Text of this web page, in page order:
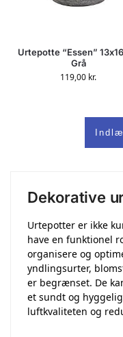
Urtepotte “Essen”
Grå
119,00 kr.
Dekorative
Urtepotter er ikke
have en funktionel
organisere og
yndlingsurter,
er begrænset. De
et sundt og
luftkvaliteten og